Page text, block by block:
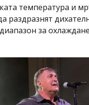
температура и
раздразнят
за